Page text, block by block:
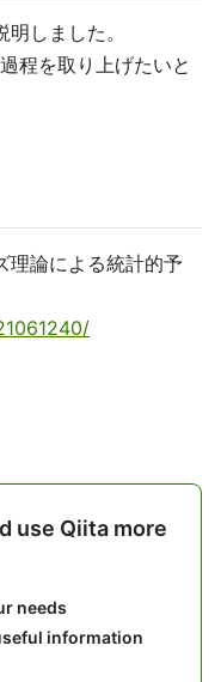
しました。
程を取り上げたいと
理論による統計的予
use Qiita more
needs
information